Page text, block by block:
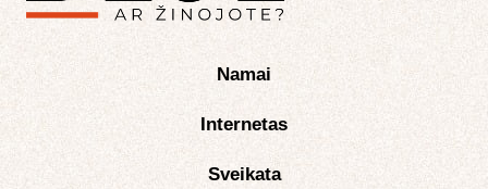
Namai
Internetas
Sveikata